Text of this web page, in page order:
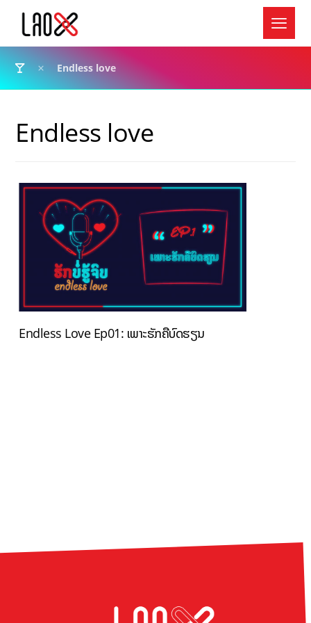
Endless love
Endless love
Endless Love Ep01: ເພາະຮັກຄືບົດຮຽນ